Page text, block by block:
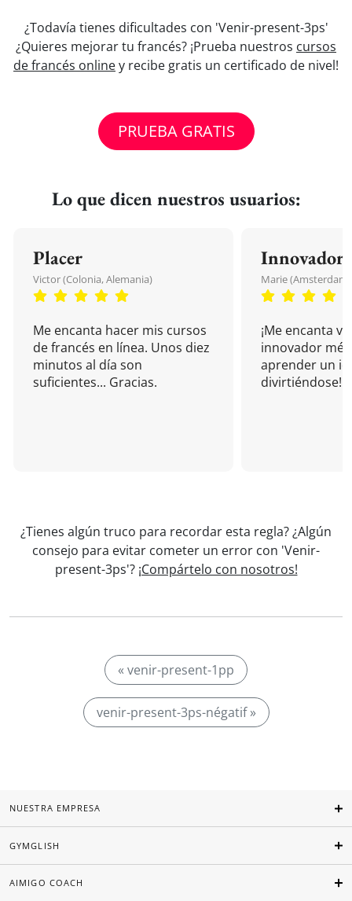
¿Todavía tienes dificultades con 'Venir-present-3ps'
¿Quieres mejorar tu francés? ¡Prueba nuestros cursos
de francés onliney recibe gratis un certificado de nivel!
PRUEBA GRATIS
Lo que dicen nuestros usuarios:
Placer
Victor (Colonia, Alemania)
Me encanta hacer mis cursos
de francés en línea. Unos diez
minutos al día son
suficientes... Gracias.
Innovador
Marie (Amsterdam,
¡Me encanta
innovador
aprender un
divirtiéndose!
¿Tienes algún truco para recordar esta regla? ¿Algún
consejo para evitar cometer un error con 'Venir-
present-3ps'? ¡Compártelo con nosotros!
« venir-present-1pp
venir-present-3ps-négatif »
NUESTRA EMPRESA
GYMGLISH
AIMIGO COACH